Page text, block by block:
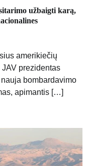
užbaigti karą,
amerikiečių
prezidentas
bombardavimo
apimantis […]